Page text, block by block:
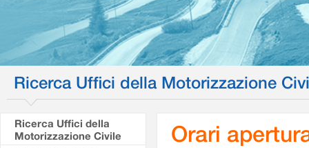
Ricerca Uffici della Motorizzazione
Ricerca Uffici della
Motorizzazione Civile
Orari